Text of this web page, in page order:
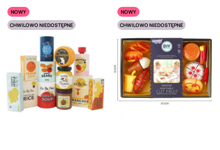
NOWY
CHWILOWO NIEDOSTĘPNE
NOWY
CHWILOWO NIEDOSTĘPNE